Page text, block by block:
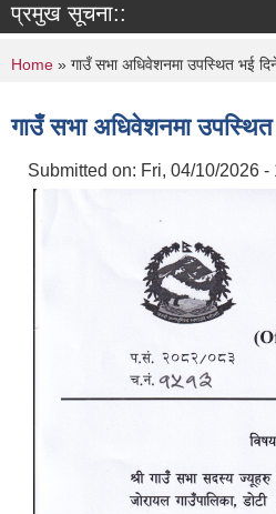
प्रमुख सूचना::
You are here
Home » गाउँ सभा अधिवेशनमा उपस्थित भई
गाउँ सभा अधिवेशनमा उपस्थित
Submitted on: Fri, 04/10/2026 -